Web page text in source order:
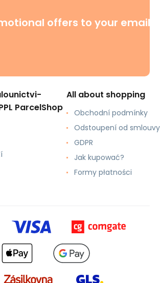
offers to your email
ParcelShop
All about shopping
Obchodní podmínky
Odstoupení od smlouvy
GDPR
Jak kupować?
Formy płatności